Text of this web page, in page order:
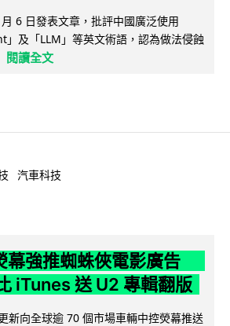
6 日發表文章，批評中國廣泛使用
」及「LLM」等英文術語，認為做法侵蝕
閱讀全文
汽車科技
幕強推蜘蛛俠電影廣告
iTunes 送 U2 專輯翻版
新向全球逾 70 個市場車輛中控熒幕推送